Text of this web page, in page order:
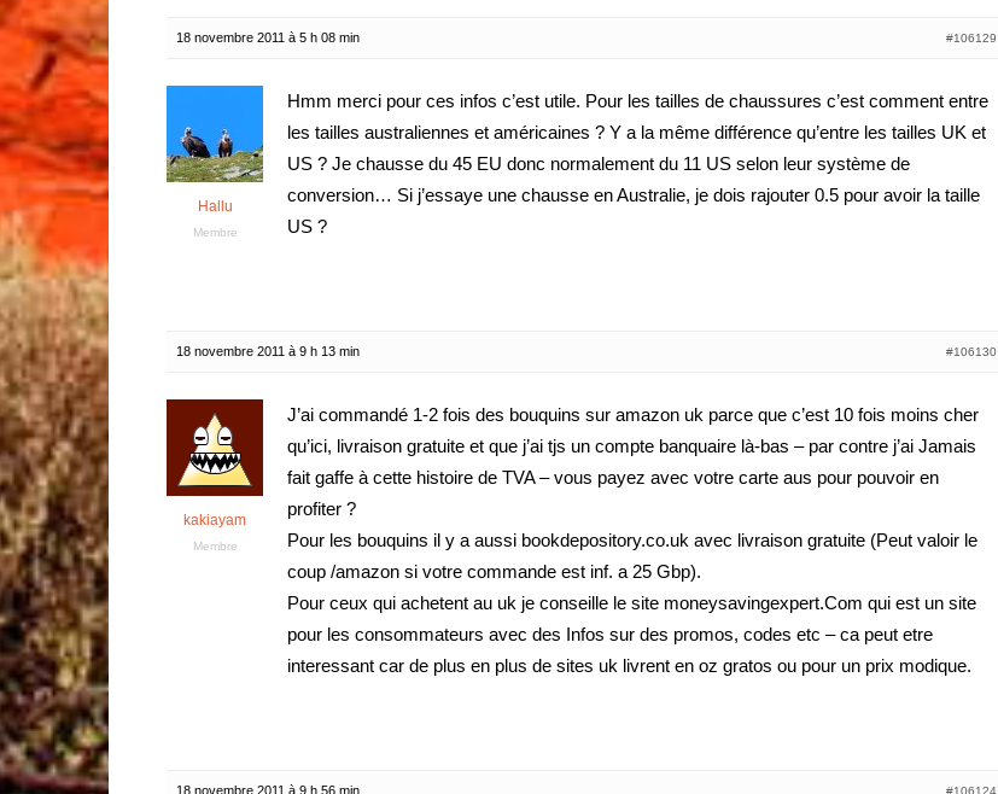
18 novembre 2011 à 5 h 08 min #106129
Hallu
Membre
Hmm merci pour ces infos c’est utile. Pour les tailles de chaussures c’est comment entre
les tailles australiennes et américaines ? Y a la même différence qu’entre les tailles UK et
US ? Je chausse du 45 EU donc normalement du 11 US selon leur système de
conversion… Si j’essaye une chausse en Australie, je dois rajouter 0.5 pour avoir la taille
US ?
18 novembre 2011 à 9 h 13 min #106130
kakiayam
Membre
J’ai commandé 1-2 fois des bouquins sur amazon uk parce que c’est 10 fois moins cher
qu’ici, livraison gratuite et que j’ai tjs un compte banquaire là-bas – par contre j’ai Jamais
fait gaffe à cette histoire de TVA – vous payez avec votre carte aus pour pouvoir en
profiter ?
Pour les bouquins il y a aussi bookdepository.co.uk avec livraison gratuite (Peut valoir le
coup /amazon si votre commande est inf. a 25 Gbp).
Pour ceux qui achetent au uk je conseille le site moneysavingexpert.Com qui est un site
pour les consommateurs avec des Infos sur des promos, codes etc – ca peut etre
interessant car de plus en plus de sites uk livrent en oz gratos ou pour un prix modique.
18 novembre 2011 à 9 h 56 min #106124